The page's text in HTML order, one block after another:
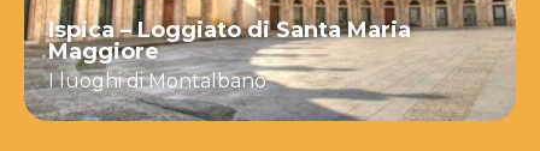
Ispica – Loggiato di Santa Maria
Maggiore
I luoghi di Montalbano